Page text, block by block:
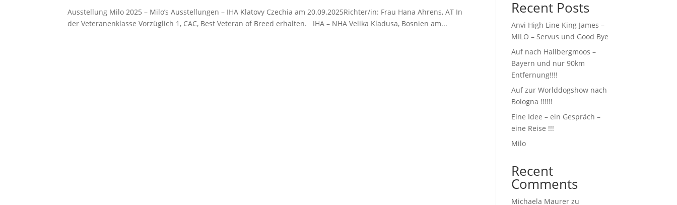
Ausstellung Milo 2025 – Milo’s Ausstellungen – IHA Klatovy Czechia am 20.09.2025Richter/in: Frau Hana Ahrens, AT In
der Veteranenklasse Vorzüglich 1, CAC, Best Veteran of Breed erhalten. IHA – NHA Velika Kladusa, Bosnien am...
Recent Posts
Anvi High Line King James –
MILO – Servus und Good Bye
Auf nach Hallbergmoos –
Bayern und nur 90km
Entfernung!!!!
Auf zur Worlddogshow nach
Bologna !!!!!!
Eine Idee – ein Gespräch –
eine Reise !!!
Milo
Recent
Comments
Michaela Maurer zu